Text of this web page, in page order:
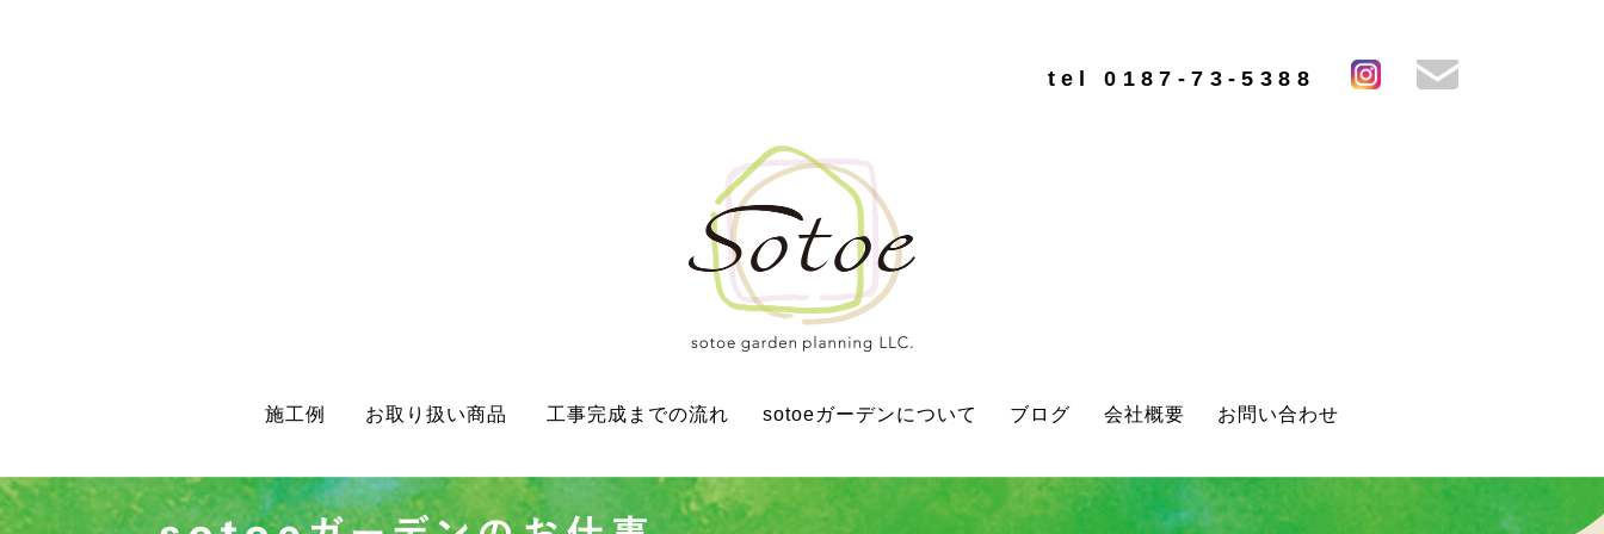
tel 0187-73-5388
施工例 お取り扱い商品 工事完成までの流れ sotoeガーデンについて ブログ 会社概要 お問い合わせ